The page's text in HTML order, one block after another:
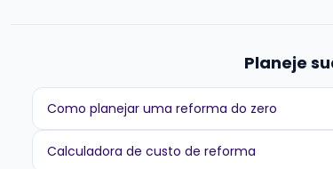
Planeje
Como planejar uma reforma do zero
Calculadora de custo de reforma